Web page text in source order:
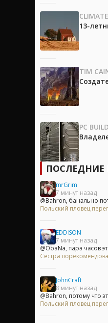
CLIMATE
13-
TIM
PC BUILD
mrGrim
7 минут назад
@Bahron, банально
Польский пловец
EDDISON
7 минут назад
@ObaNa, пара часов
Сестра
JohnCraft
8 минут назад
@Bahron, потому что
Польский пловец